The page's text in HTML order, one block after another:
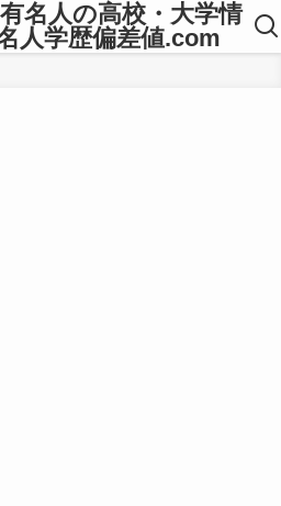
名人の高校・大学情
人学歴偏差値.com